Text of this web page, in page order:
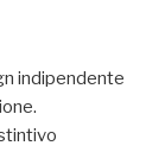
indipendente